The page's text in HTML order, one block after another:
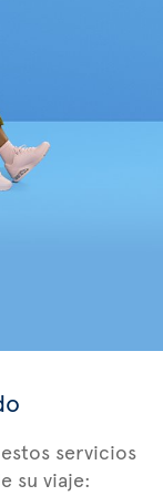
servicios
su viaje: